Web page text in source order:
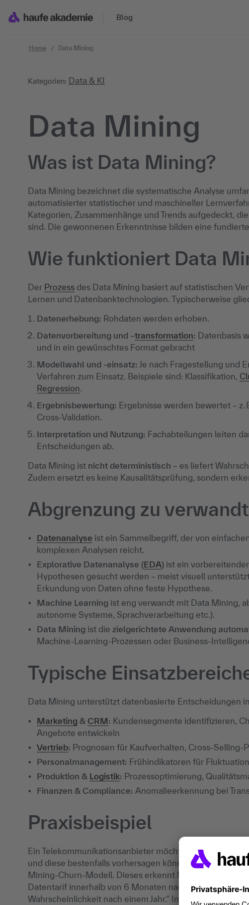
Blog
Home Data Mining
Kategorien: Data & KI
Data Mining
Was ist Data Mining?
Data Mining bezeichnet die systematische Analyse
automatisierter statistischer und maschineller
Kategorien, Zusammenhänge und Trends aufgedeckt,
sind. Die gewonnenen Erkenntnisse bilden eine
Wie funktioniert Data
Der Prozess des Data Mining basiert auf statistischen
Lernen und Datenbanktechnologien. Typischerweise
Datenerhebung: Rohdaten werden erhoben.
Datenvorbereitung und –transformation: Datenbasis
und in ein gewünschtes Format gebracht
Modellwahl und -einsatz: Je nach Fragestellung und
Verfahren zum Einsatz. Beispiele sind: Klassifikation,
Regression.
Ergebnisbewertung: Ergebnisse werden bewertet – z.
Cross-Validation.
Interpretation und Nutzung: Fachabteilungen leiten
Entscheidungen ab.
Data Mining ist nicht deterministisch – es liefert
Zudem ersetzt es keine Kausalitätsprüfung, sondern
Abgrenzung zu
Datenanalyse ist ein Sammelbegriff, der von
komplexen Analysen reicht.
Explorative Datenanalyse (EDA) ist ein
Hypothesen gesucht werden – meist visuell
Erkundung von Daten ohne feste Hypothese.
Machine Learning ist eng verwandt mit Data Mining,
autonome Systeme, Sprachverarbeitung etc.).
Data Mining ist die zielgerichtete Anwendung
Machine-Learning-Prozessen oder Business-
Typische
Data Mining unterstützt datenbasierte Entscheidungen
Marketing & CRM: Kundensegmente identifizieren,
Angebote entwickeln
Vertrieb: Prognosen für Kaufverhalten, Cross-Selling-
Personalmanagement: Frühindikatoren für
Produktion & Logistik: Prozessoptimierung,
Finanzen & Compliance: Anomalieerkennung bei
Praxisbeispiel
Ein Telekommunikationsanbieter möchte mehr über die
und diese bestenfalls vorhersagen können. Hierfür
Mining-Churn-Modell. Dieses erkennt Muster wie:
Datentarif innerhalb von 6 Monaten nach
Wahrscheinlichkeit nach einem Jahr.“ Im Anschluss